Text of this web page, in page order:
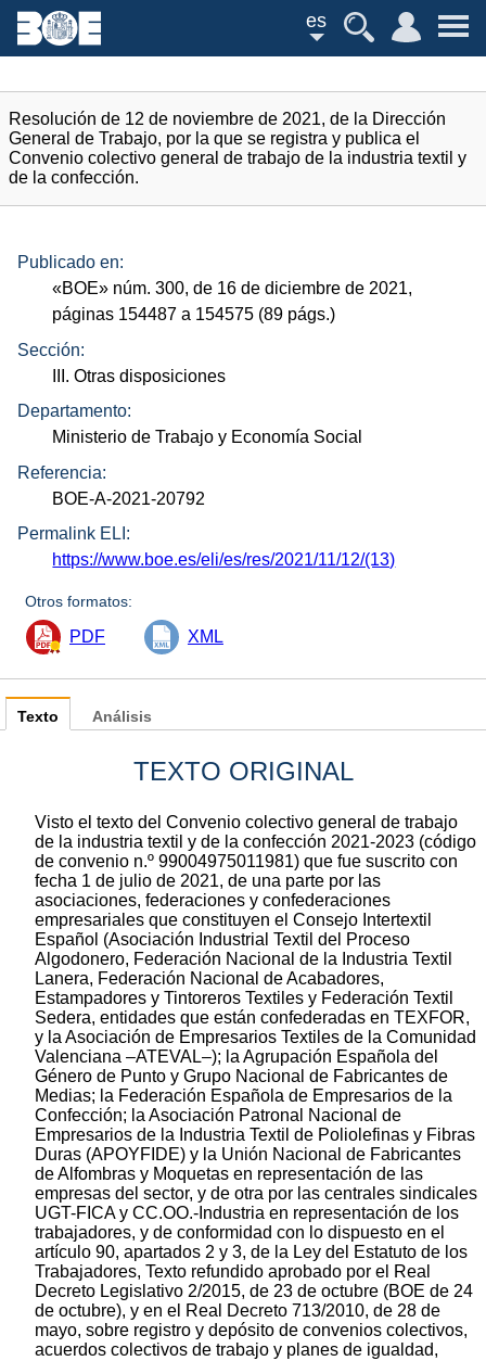
es
Resolución de 12 de noviembre de 2021, de la Dirección
General de Trabajo, por la que se registra y publica el
Convenio colectivo general de trabajo de la industria textil y
de la confección.
Publicado en:
«BOE» núm. 300, de 16 de diciembre de 2021,
páginas 154487 a 154575 (89 págs.)
Sección:
III. Otras disposiciones
Departamento:
Ministerio de Trabajo y Economía Social
Referencia:
BOE-A-2021-20792
Permalink ELI:
https://www.boe.es/eli/es/res/2021/11/12/(13)
Otros formatos:
PDF XML
Texto
TEXTO ORIGINAL
Visto el texto del Convenio colectivo general de trabajo
de la industria textil y de la confección 2021-2023 (código
de convenio n.º 99004975011981) que fue suscrito con
fecha 1 de julio de 2021, de una parte por las
asociaciones, federaciones y confederaciones
empresariales que constituyen el Consejo Intertextil
Español (Asociación Industrial Textil del Proceso
Algodonero, Federación Nacional de la Industria Textil
Lanera, Federación Nacional de Acabadores,
Estampadores y Tintoreros Textiles y Federación Textil
Sedera, entidades que están confederadas en TEXFOR,
y la Asociación de Empresarios Textiles de la Comunidad
Valenciana –ATEVAL–); la Agrupación Española del
Género de Punto y Grupo Nacional de Fabricantes de
Medias; la Federación Española de Empresarios de la
Confección; la Asociación Patronal Nacional de
Empresarios de la Industria Textil de Poliolefinas y Fibras
Duras (APOYFIDE) y la Unión Nacional de Fabricantes
de Alfombras y Moquetas en representación de las
empresas del sector, y de otra por las centrales sindicales
UGT-FICA y CC.OO.-Industria en representación de los
trabajadores, y de conformidad con lo dispuesto en el
artículo 90, apartados 2 y 3, de la Ley del Estatuto de los
Trabajadores, Texto refundido aprobado por el Real
Decreto Legislativo 2/2015, de 23 de octubre (BOE de 24
de octubre), y en el Real Decreto 713/2010, de 28 de
mayo, sobre registro y depósito de convenios colectivos,
acuerdos colectivos de trabajo y planes de igualdad,
Análisis